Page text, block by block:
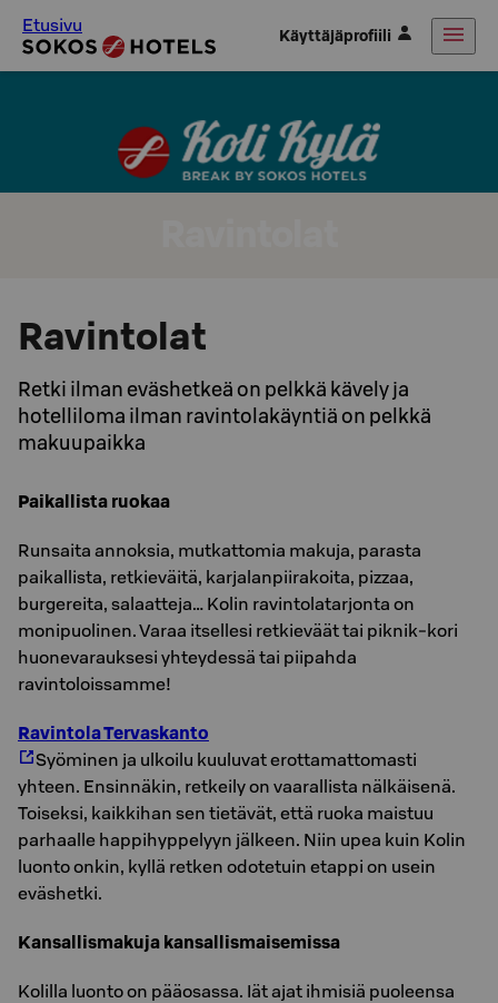
Etusivu Käyttäjäprofiili
Ravintolat
Retki ilman eväshetkeä on pelkkä kävely ja
hotelliloma ilman ravintolakäyntiä on pelkkä
makuupaikka
Paikallista ruokaa
Runsaita annoksia, mutkattomia makuja, parasta
paikallista, retkieväitä, karjalanpiirakoita, pizzaa,
burgereita, salaatteja… Kolin ravintolatarjonta on
monipuolinen. Varaa itsellesi retkieväät tai piknik-kori
huonevarauksesi yhteydessä tai piipahda
ravintoloissamme!
Ravintola Tervaskanto
Syöminen ja ulkoilu kuuluvat erottamattomasti
yhteen. Ensinnäkin, retkeily on vaarallista nälkäisenä.
Toiseksi, kaikkihan sen tietävät, että ruoka maistuu
parhaalle happihyppelyyn jälkeen. Niin upea kuin Kolin
luonto onkin, kyllä retken odotetuin etappi on usein
eväshetki.
Kansallismakuja kansallismaisemissa
Kolilla luonto on pääosassa. Iät ajat ihmisiä puoleensa